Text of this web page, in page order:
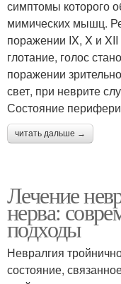
симптомы которого
мимических мышц.
поражении IX, X и
глотание, голос
поражении
свет, при неврите
Состояние
читать дальше →
Лечение
нерва:
подходы
Невралгия
состояние,